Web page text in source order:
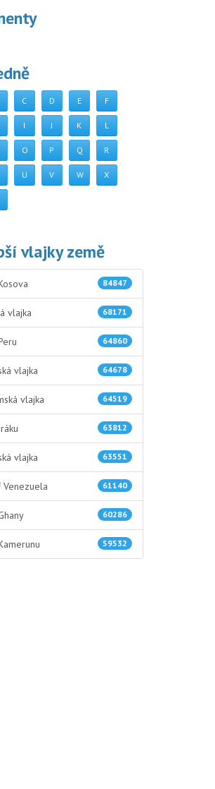
C D E F
I J K L
O P Q R
U V W X
vlajky země
84847
68171
vlajka
64860
64678
vlajka
64519
vlajka
63812
63551
vlajka
61140
60286
59532